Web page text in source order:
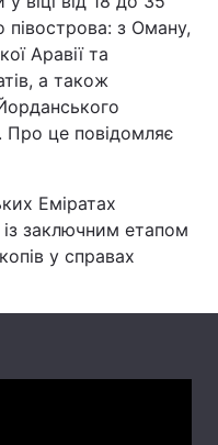
півострова: з Оману,
Аравії та
а також
Про це повідомляє
Еміратах
заключним етапом
у справах